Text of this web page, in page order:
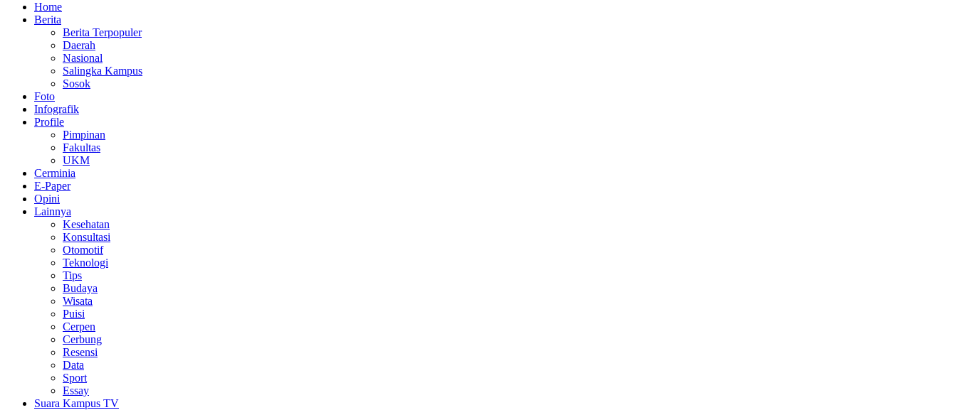
Home
Berita
Berita Terpopuler
Daerah
Nasional
Salingka Kampus
Sosok
Foto
Infografik
Profile
Pimpinan
Fakultas
UKM
Cerminia
E-Paper
Opini
Lainnya
Kesehatan
Konsultasi
Otomotif
Teknologi
Tips
Budaya
Wisata
Puisi
Cerpen
Cerbung
Resensi
Data
Sport
Essay
Suara Kampus TV